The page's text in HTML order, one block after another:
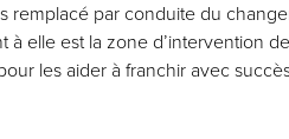
par conduite du
elle est la zone d’intervention
les aider à franchir avec